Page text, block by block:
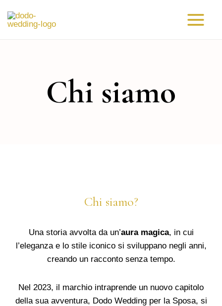
Main
Chi siamo
Chi siamo?
Una storia avvolta da un’aura magica, in cui
l’eleganza e lo stile iconico si sviluppano negli anni,
creando un racconto senza tempo.
Nel 2023, il marchio intraprende un nuovo capitolo
della sua avventura, Dodo Wedding per la Sposa, si